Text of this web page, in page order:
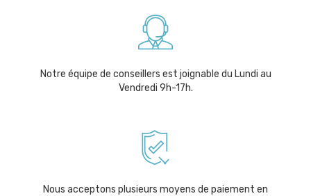
Notre équipe de conseillers est joignable du Lundi au
Vendredi 9h-17h.
Nous acceptons plusieurs moyens de paiement en